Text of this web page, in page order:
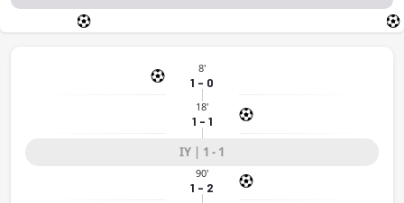
8'
1 - 0
18'
1 - 1
IY | 1 - 1
90'
1 - 2